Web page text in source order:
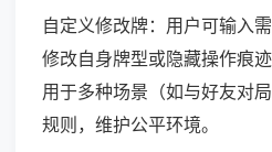
自定义修改牌：用户可输入
修改自身牌型或隐藏操作痕
用于多种场景（如与好友对
规则，维护公平环境。